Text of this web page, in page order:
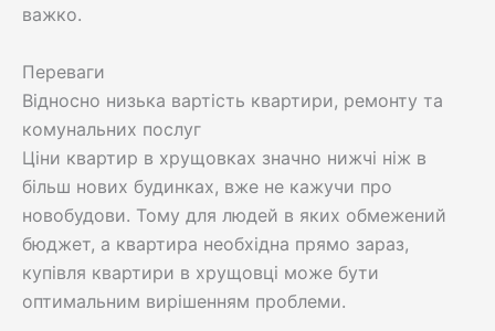
важко.
Переваги
Відносно низька вартість квартири, ремонту та
комунальних послуг
Ціни квартир в хрущовках значно нижчі ніж в
більш нових будинках, вже не кажучи про
новобудови. Тому для людей в яких обмежений
бюджет, а квартира необхідна прямо зараз,
купівля квартири в хрущовці може бути
оптимальним вирішенням проблеми.